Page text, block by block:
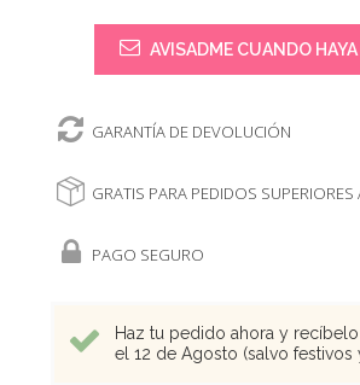
AVISADME CUANDO
GARANTÍA DE DEVOLUCIÓN
GRATIS PARA PEDIDOS SUPERIORES
PAGO SEGURO
Haz tu pedido ahora y
el 12 de Agosto (salvo festivos